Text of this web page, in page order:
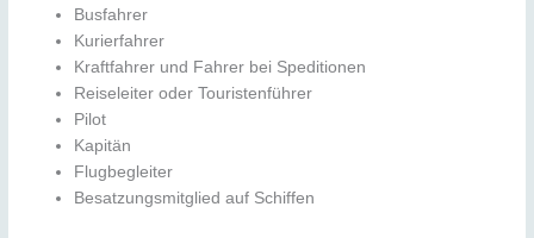
Busfahrer
Kurierfahrer
Kraftfahrer und Fahrer bei Speditionen
Reiseleiter oder Touristenführer
Pilot
Kapitän
Flugbegleiter
Besatzungsmitglied auf Schiffen